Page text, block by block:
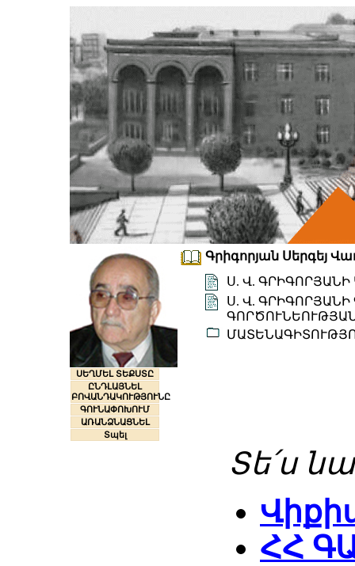
ՍԵՂՄԵԼ ՏԵՔՍՏԸ
ԸՆԴԼԱՅՆԵԼ
ԲՈՎԱՆԴԱԿՈՒԹՅՈՒՆԸ
ԳՈՒՆԱՓՈԽՈՒՄ
ԱՌԱՆՁՆԱՑՆԵԼ
Տպել
Գրիգորյան Սերգեյ
Ս. Վ.
Ս. Վ.
Տե՛ս
ՀՀ